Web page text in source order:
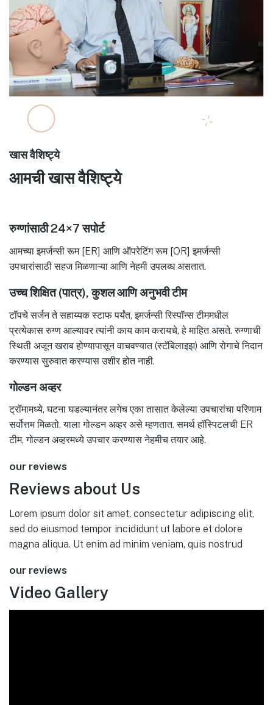
खास वैशिष्ट्ये
आमची खास वैशिष्ट्ये
रुग्णांसाठी 24×7 सपोर्ट
आमच्या इमर्जन्सी रूम [ER] आणि ऑपरेटिंग रूम [OR] इमर्जन्सी
उपचारांसाठी सहज मिळणाऱ्या आणि नेहमी उपलब्ध असतात.
उच्च शिक्षित (पात्र), कुशल आणि अनुभवी टीम
टॉपचे सर्जन ते सहाय्यक स्टाफ पर्यंत, इमर्जन्सी रिस्पॉन्स टीममधील
प्रत्येकास रुग्ण आल्यावर त्यांनी काय काम करायचे, हे माहित असते. रुग्णाची
स्थिती अजून खराब होण्यापासून वाचवण्यात (स्टॅबिलाइझ) आणि रोगाचे निदान
करण्यास सुरुवात करण्यास उशीर होत नाही.
गोल्डन अव्हर
ट्रॉमामध्ये, घटना घडल्यानंतर लगेच एका तासात केलेल्या उपचारांचा परिणाम
सर्वोत्तम मिळतो. याला गोल्डन अव्हर असे म्हणतात. समर्थ हॉस्पिटलची ER
टीम, गोल्डन अव्हरमध्ये उपचार करण्यास नेहमीच तयार आहे.
our reviews
Reviews about Us
Lorem ipsum dolor sit amet, consectetur adipiscing elit,
sed do eiusmod tempor incididunt ut labore et dolore
magna aliqua. Ut enim ad minim veniam, quis nostrud
our reviews
Video Gallery